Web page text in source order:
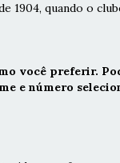
1904, quando o
você preferir.
e número